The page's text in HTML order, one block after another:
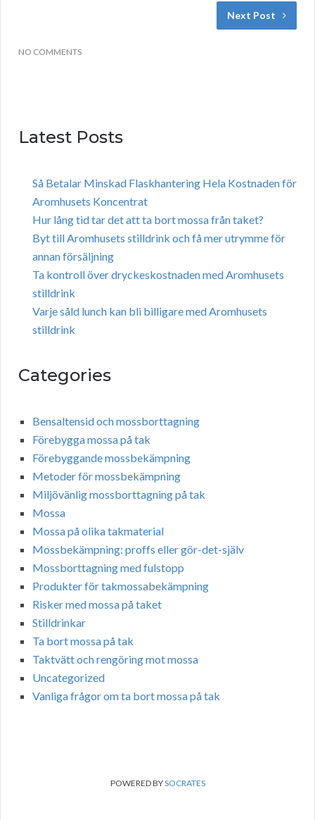
Next Post
NO COMMENTS
Latest Posts
Så Betalar Minskad Flaskhantering Hela Kostnaden för
Aromhusets Koncentrat
Hur lång tid tar det att ta bort mossa från taket?
Byt till Aromhusets stilldrink och få mer utrymme för
annan försäljning
Ta kontroll över dryckeskostnaden med Aromhusets
stilldrink
Varje såld lunch kan bli billigare med Aromhusets
stilldrink
Categories
Bensaltensid och mossborttagning
Förebygga mossa på tak
Förebyggande mossbekämpning
Metoder för mossbekämpning
Miljövänlig mossborttagning på tak
Mossa
Mossa på olika takmaterial
Mossbekämpning: proffs eller gör-det-själv
Mossborttagning med fulstopp
Produkter för takmossabekämpning
Risker med mossa på taket
Stilldrinkar
Ta bort mossa på tak
Taktvätt och rengöring mot mossa
Uncategorized
Vanliga frågor om ta bort mossa på tak
POWERED BYSOCRATES